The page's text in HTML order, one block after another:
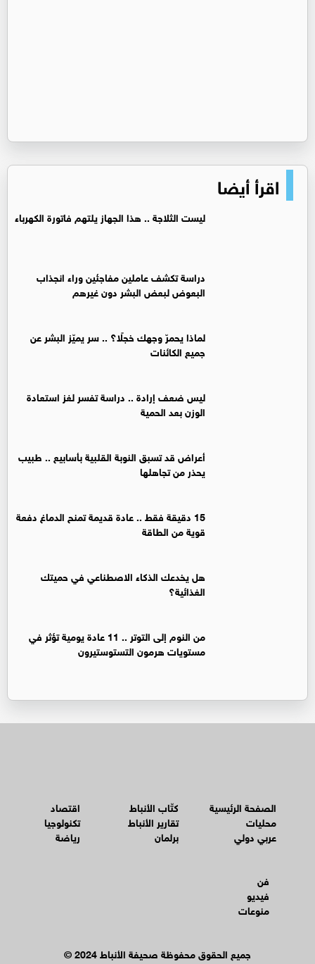
اقرأ أيضا
ليست الثلاجة .. هذا الجهاز يلتهم فاتورة الكهرباء
دراسة تكشف عاملين مفاجئين وراء انجذاب
البعوض لبعض البشر دون غيرهم
لماذا يحمرّ وجهك خجلًا؟ .. سر يميّز البشر عن
جميع الكائنات
ليس ضعف إرادة .. دراسة تفسر لغز استعادة
الوزن بعد الحمية
أعراض قد تسبق النوبة القلبية بأسابيع .. طبيب
يحذر من تجاهلها
15 دقيقة فقط .. عادة قديمة تمنح الدماغ دفعة
قوية من الطاقة
هل يخدعك الذكاء الاصطناعي في حميتك
الغذائية؟
من النوم إلى التوتر .. 11 عادة يومية تؤثر في
مستويات هرمون التستوستيرون
الصفحة الرئيسية
محليات
عربي دولي
كتّاب الأنباط
تقارير الأنباط
برلمان
اقتصاد
تكنولوجيا
رياضة
فن
فيديو
منوعات
© جميع الحقوق محفوظة صحيفة الأنباط 2024